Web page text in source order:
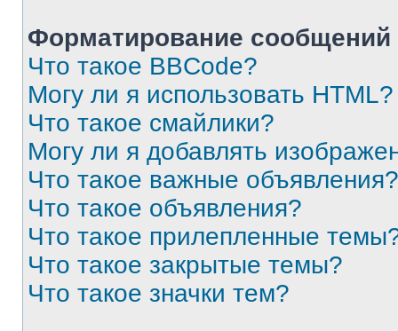
Форматирование
Что такое BBCode?
Могу ли я использовать HTML?
Что такое смайлики?
Могу ли я добавлять
Что такое важные объявления?
Что такое объявления?
Что такое прилепленные
Что такое закрытые темы?
Что такое значки тем?